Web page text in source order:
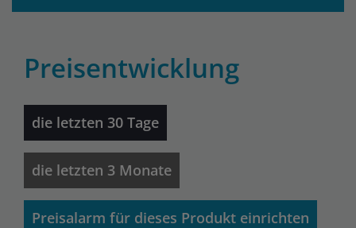
Preisentwicklung
die letzten 30 Tage
die letzten 3 Monate
Preisalarm für dieses Produkt einrichten